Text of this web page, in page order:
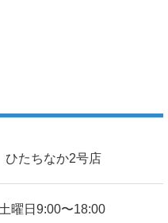
たちなか2号店
曜日9:00〜18:00